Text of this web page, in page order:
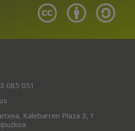
085 051
Kalebarren Plaza 3, 1